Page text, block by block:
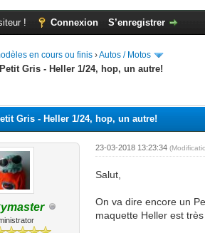
! Connexion S’enregistrer
en cours ou finis ›Autos / Motos
Gris - Heller 1/24, hop, un autre!
Gris - Heller 1/24, hop, un autre!
23-03-2018 13:23:34
Salut,
On va dire encore un
maquette Heller est